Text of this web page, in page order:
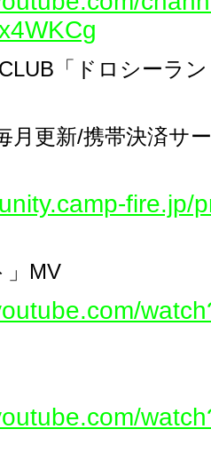
「ドロシーラ
月更新/携帯決済サ
fire.jp/
MV